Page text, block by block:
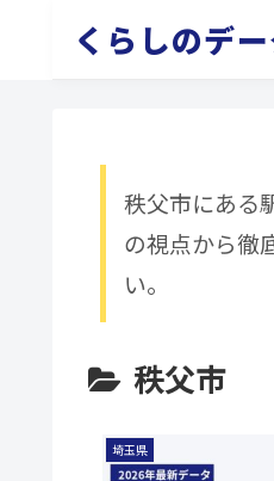
くらしのデ
秩父市にある
の視点から徹
い。
秩父市
埼玉県